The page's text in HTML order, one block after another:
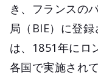
き、フランスの
局（BIE）に登
は、1851年にロ
各国で実施され